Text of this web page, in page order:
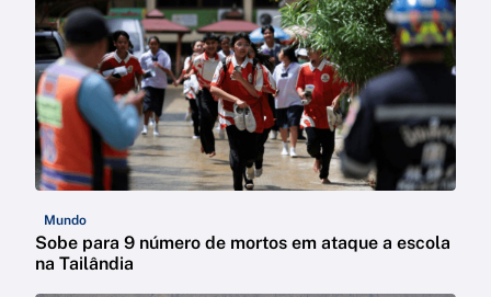
Mundo
Sobe para 9 número de mortos em ataque a escola
na Tailândia